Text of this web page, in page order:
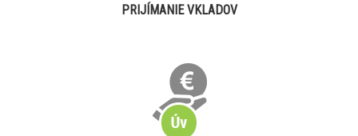
PRIJÍMANIE VKLADOV